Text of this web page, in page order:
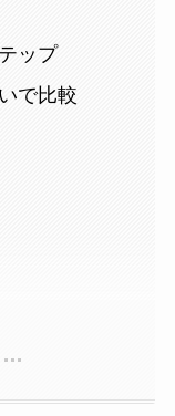
ップ
で比較